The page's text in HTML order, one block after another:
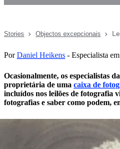
Stories Objectos excepcionais
PorDaniel Heikens - Especialista
Ocasionalmente, os especialistas
proprietária de uma caixa de
incluídos nos leilões de fotografia
fotografias e saber como podem,